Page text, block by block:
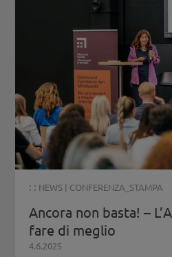
: : NEWS | CONFERENZA_STAMPA
Ancora non basta! –
fare di meglio
4.6.2025